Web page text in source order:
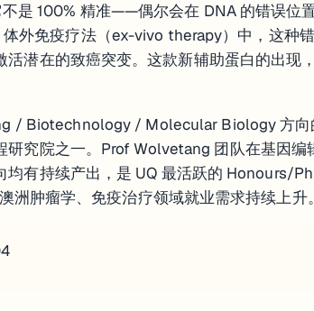
是 100% 精准——偶尔会在 DNA 的错误位
体外免疫疗法（ex-vivo therapy）中，这种
潜在的致癌突变。这款新辅助蛋白的出现
/ Biotechnology / Molecular Biology 方向
究院之一。Prof Wolvetang 团队在基因编
有持续产出，是 UQ 最活跃的 Honours/
洲肿瘤学、免疫治疗领域就业需求持续上升。